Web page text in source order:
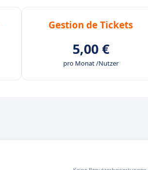
Gestion de Tickets
5,00 €
pro Monat /Nutzer